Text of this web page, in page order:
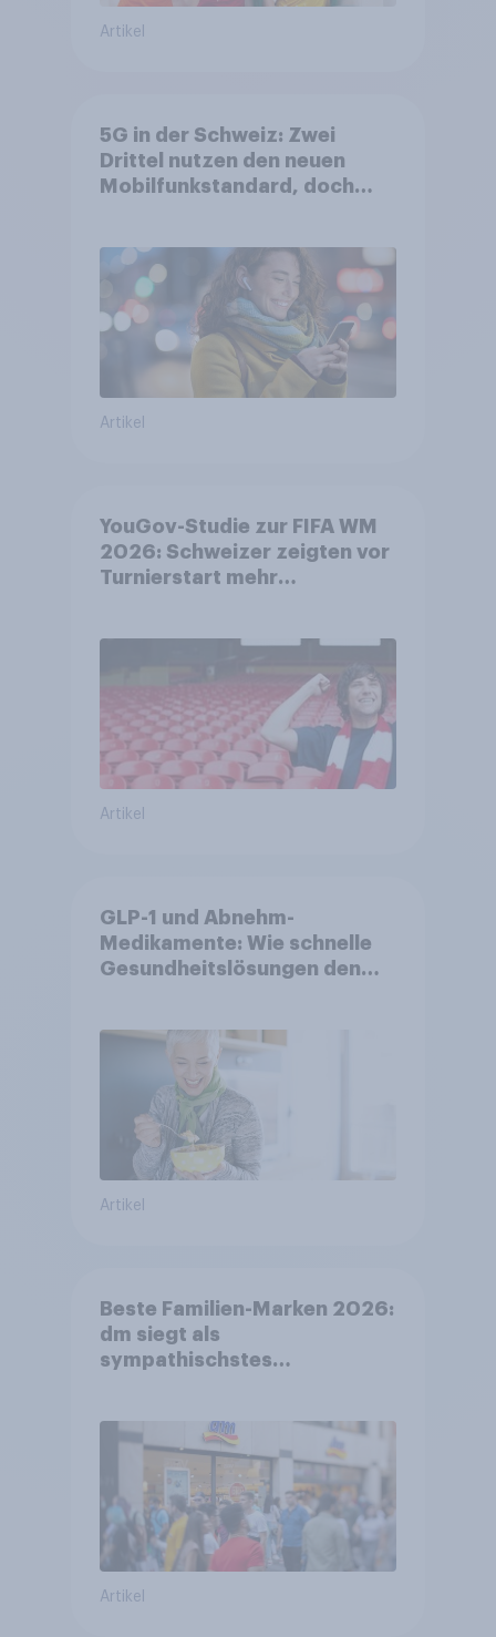
Artikel
5G in der Schweiz: Zwei
Drittel nutzen den neuen
Mobilfunkstandard, doch
Artikel
YouGov-Studie zur FIFA WM
2026: Schweizer zeigten vor
Turnierstart mehr
Artikel
GLP-1 und Abnehm-
Medikamente: Wie schnelle
Gesundheitslösungen den
Artikel
Beste Familien-Marken 2026:
dm siegt als
sympathischstes
Artikel